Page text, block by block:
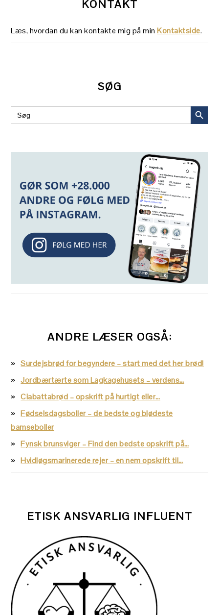
KONTAKT
Læs, hvordan du kan kontakte mig på minKontaktside.
SØG
Search
for:
SEARCH
ANDRE LÆSER OGSÅ:
Surdejsbrød for begyndere – start med det her brød!
Jordbærtærte som Lagkagehusets – verdens…
Ciabattabrød – opskrift på hurtigt eller…
Fødselsdagsboller – de bedste og blødeste
bamseboller
Fynsk brunsviger – Find den bedste opskrift på…
Hvidløgsmarinerede rejer – en nem opskrift til…
ETISK ANSVARLIG INFLUENT